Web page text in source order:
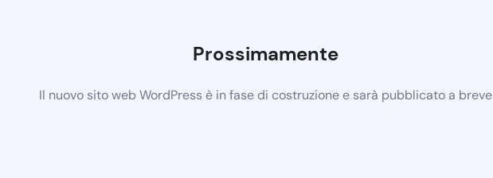
Prossimamente
Il nuovo sito web WordPress è in fase di costruzione e sarà pubblicato a breve